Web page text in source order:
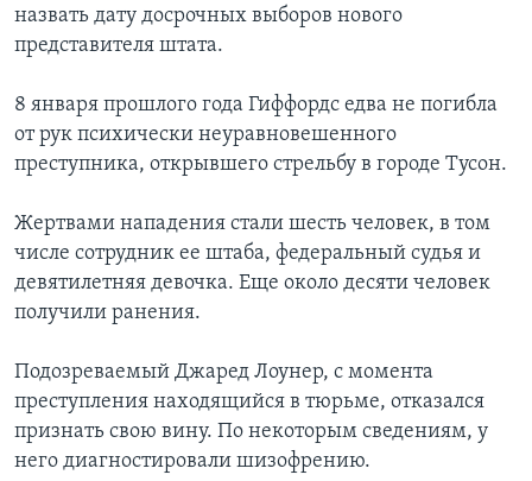
назвать дату досрочных выборов нового
представителя штата.
8 января прошлого года Гиффордс едва не погибла
от рук психически неуравновешенного
преступника, открывшего стрельбу в городе Тусон.
Жертвами нападения стали шесть человек, в том
числе сотрудник ее штаба, федеральный судья и
девятилетняя девочка. Еще около десяти человек
получили ранения.
Подозреваемый Джаред Лоунер, с момента
преступления находящийся в тюрьме, отказался
признать свою вину. По некоторым сведениям, у
него диагностировали шизофрению.